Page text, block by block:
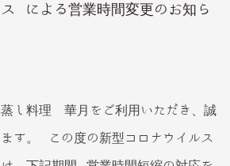
による営業時間変更のお知ら
し料理 華月をご利用いただき、誠
す。 この度の新型コロナウイルス